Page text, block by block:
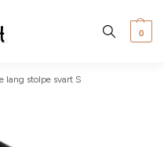
0
lang stolpe svart S